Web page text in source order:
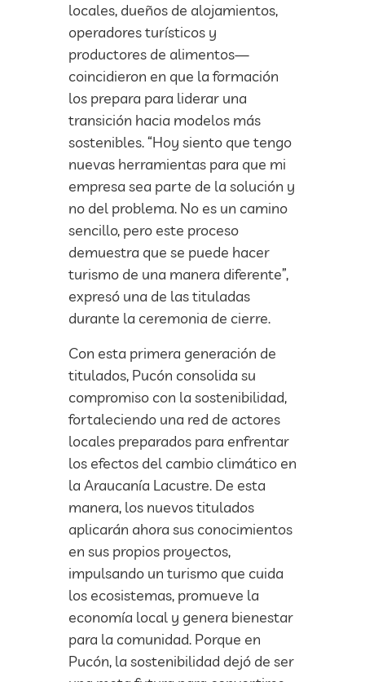
locales, dueños de alojamientos,
operadores turísticos y
productores de alimentos—
coincidieron en que la formación
los prepara para liderar una
transición hacia modelos más
sostenibles. “Hoy siento que tengo
nuevas herramientas para que mi
empresa sea parte de la solución y
no del problema. No es un camino
sencillo, pero este proceso
demuestra que se puede hacer
turismo de una manera diferente”,
expresó una de las tituladas
durante la ceremonia de cierre.
Con esta primera generación de
titulados, Pucón consolida su
compromiso con la sostenibilidad,
fortaleciendo una red de actores
locales preparados para enfrentar
los efectos del cambio climático en
la Araucanía Lacustre. De esta
manera, los nuevos titulados
aplicarán ahora sus conocimientos
en sus propios proyectos,
impulsando un turismo que cuida
los ecosistemas, promueve la
economía local y genera bienestar
para la comunidad. Porque en
Pucón, la sostenibilidad dejó de ser